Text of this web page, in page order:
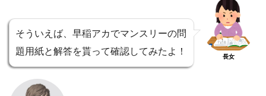
そういえば、早稲アカでマンスリーの問
題用紙と解答を貰って確認してみたよ！
長女